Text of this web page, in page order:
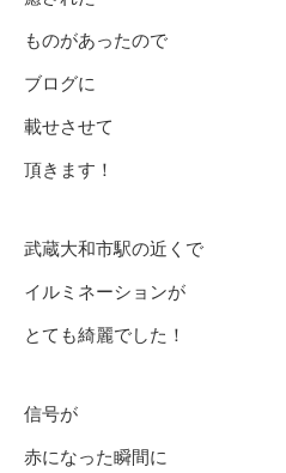
ものがあったので
ブログに
載せさせて
頂きます！
武蔵大和市駅の近くで
イルミネーションが
とても綺麗でした！
信号が
赤になった瞬間に